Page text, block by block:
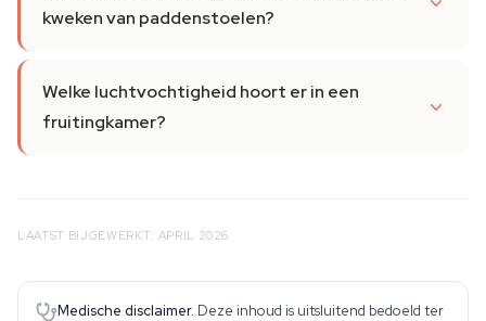
kweken van paddenstoelen?
Welke luchtvochtigheid hoort er in een
fruitingkamer?
LAATST BIJGEWERKT: APRIL 2026
Medische disclaimer. Deze inhoud is uitsluitend bedoeld ter